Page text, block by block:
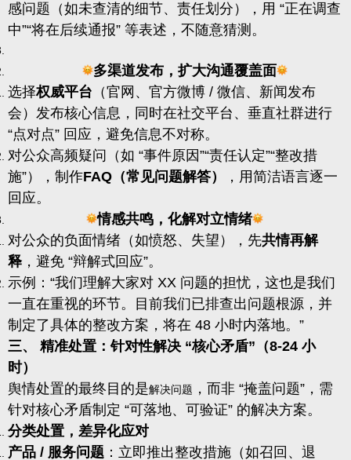
感问题（如未查清的细节、责任划分），用 “正在调查
中”“将在后续通报” 等表述，不随意猜测。
多渠道发布，扩大沟通覆盖面
选择权威平台 （官网、官方微博 / 微信、新闻发布
会）发布核心信息，同时在社交平台、垂直社群进行
“点对点” 回应，避免信息不对称。
对公众高频疑问（如 “事件原因”“责任认定”“整改措
施”），制作FAQ（常见问题解答）
，用简洁语言逐一
回应。
情感共鸣，化解对立情绪
对公众的负面情绪（如愤怒、失望），先共情再解
释 ，避免 “辩解式回应”。
示例：“我们理解大家对 XX 问题的担忧，这也是我们
一直在重视的环节。目前我们已排查出问题根源，并
制定了具体的整改方案，将在 48 小时内落地。”
三、 精准处置：针对性解决 “核心矛盾”（8-24 小
时）
舆情处置的最终目的是解决问题 ，而非 “掩盖问题”，需
针对核心矛盾制定 “可落地、可验证” 的解决方案。
分类处置，差异化应对
产品 / 服务问题 ：立即推出整改措施（如召回、退